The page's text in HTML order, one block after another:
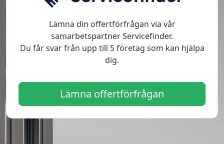
Lämna din offertförfrågan via vår
samarbetspartner Servicefinder.
Du får svar från upp till 5 företag som kan hjälpa
dig.
Lämna offertförfrågan